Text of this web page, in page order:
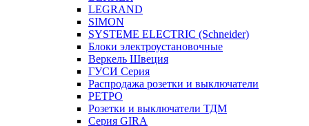
LEGRAND
SIMON
SYSTEME ELECTRIC (Schneider)
Блоки электроустановочные
Веркель Швеция
ГУСИ Серия
Распродажа розетки и выключатели
РЕТРО
Розетки и выключатели ТДМ
Серия GIRA